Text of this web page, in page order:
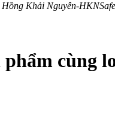
Khải Nguyễn-
phẩm cùng